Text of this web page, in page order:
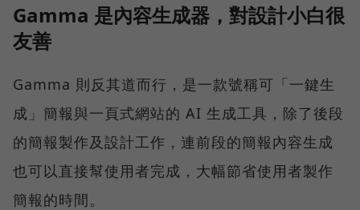
Gamma 是內容生成器，對設計小白很
友善
Gamma 則反其道而行，是一款號稱可「一鍵生
成」簡報與一頁式網站的 AI 生成工具，除了後段
的簡報製作及設計工作，連前段的簡報內容生成
也可以直接幫使用者完成，大幅節省使用者製作
簡報的時間。